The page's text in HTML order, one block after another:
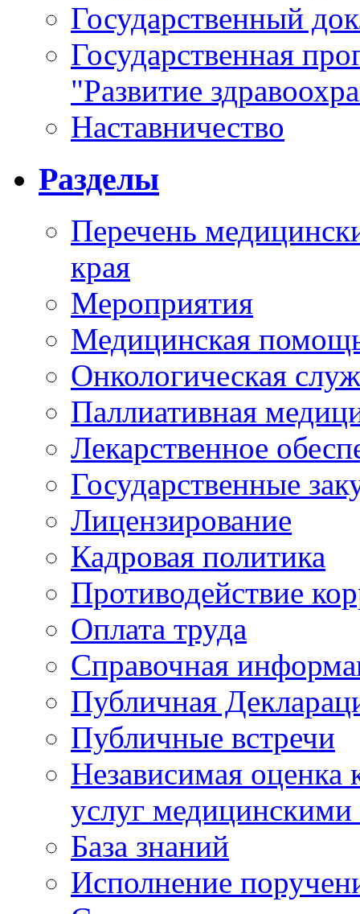
Государственный
Государственная
"Развитие
Наставничество
Разделы
Перечень
края
Мероприятия
Медицинская
Онкологическая
Паллиативная
Лекарственное
Государственные
Лицензирование
Кадровая политика
Противодействие
Оплата труда
Справочная
Публичная
Публичные встречи
Независимая оценка
услуг
База знаний
Исполнение